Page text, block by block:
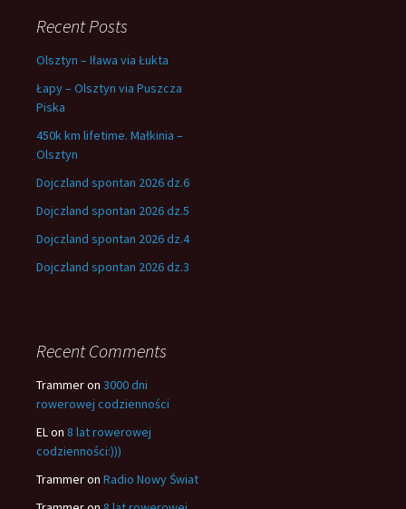
Recent Posts
Olsztyn – Iława via Łukta
Łapy – Olsztyn via Puszcza
Piska
450k km lifetime. Małkinia –
Olsztyn
Dojczland spontan 2026 dz.6
Dojczland spontan 2026 dz.5
Dojczland spontan 2026 dz.4
Dojczland spontan 2026 dz.3
Recent Comments
Trammeron 3000 dni
rowerowej codzienności
ELon 8 lat rowerowej
codzienności:)))
Trammeron Radio Nowy Świat